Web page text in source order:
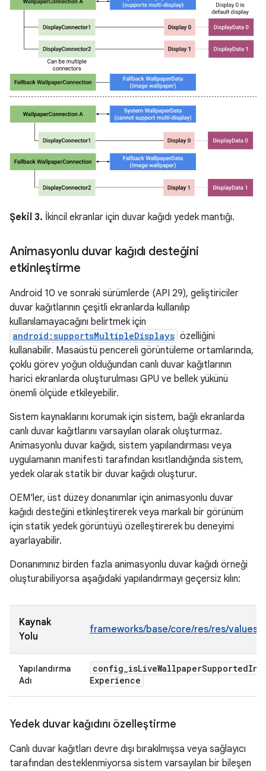
Şekil 3. İkincil ekranlar için duvar kağıdı yedek mantığı.
Animasyonlu duvar kağıdı desteğini
etkinleştirme
Android 10 ve sonraki sürümlerde (API 29), geliştiriciler
duvar kağıtlarının çeşitli ekranlarda kullanılıp
kullanılamayacağını belirtmek için
android:supportsMultipleDisplays özelliğini
kullanabilir. Masaüstü pencereli görüntüleme ortamlarında,
çoklu görev yoğun olduğundan canlı duvar kağıtlarının
harici ekranlarda oluşturulması GPU ve bellek yükünü
önemli ölçüde etkileyebilir.
Sistem kaynaklarını korumak için sistem, bağlı ekranlarda
canlı duvar kağıtlarını varsayılan olarak oluşturmaz.
Animasyonlu duvar kağıdı, sistem yapılandırması veya
uygulamanın manifesti tarafından kısıtlandığında sistem,
yedek olarak statik bir duvar kağıdı oluşturur.
OEM'ler, üst düzey donanımlar için animasyonlu duvar
kağıdı desteğini etkinleştirerek veya markalı bir görünüm
için statik yedek görüntüyü özelleştirerek bu deneyimi
ayarlayabilir.
Donanımınız birden fazla animasyonlu duvar kağıdı örneği
oluşturabiliyorsa aşağıdaki yapılandırmayı geçersiz kılın:
Kaynak
Yolu
frameworks/base/core/res/res/values/
Yapılandırma
Adı
config_isLiveWallpaperSupportedIn
Experience
Yedek duvar kağıdını özelleştirme
Canlı duvar kağıtları devre dışı bırakılmışsa veya sağlayıcı
tarafından desteklenmiyorsa sistem varsayılan bir bileşen